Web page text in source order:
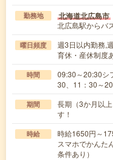
勤務地 北海道北広島市
北広島駅からバ
曜日頻度
週3日以内勤務,
育休・産休制度
時間
09:30～20:30シ
30、11：30～
期間
長期（3か月以
す！
時給
時給1650円～
スマホでかんた
条件あり）